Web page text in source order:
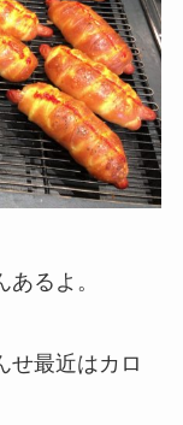
るよ。
せ最近はカロ